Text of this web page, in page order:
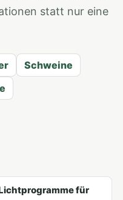
statt nur eine
Schweine
für